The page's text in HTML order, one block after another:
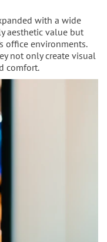
with a wide
aesthetic value but
office environments.
not only create visual
comfort.